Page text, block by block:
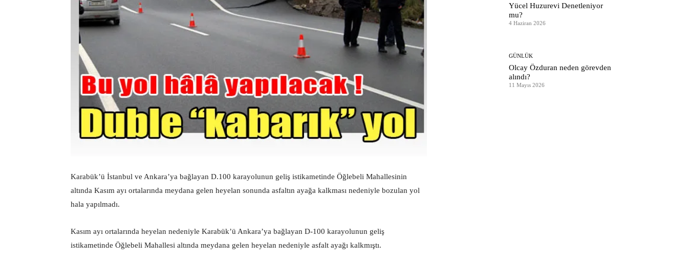
Karabük’ü İstanbul ve Ankara’ya bağlayan D.100 karayolunun geliş istikametinde Öğlebeli Mahallesinin
altında Kasım ayı ortalarında meydana gelen heyelan sonunda asfaltın ayağa kalkması nedeniyle bozulan yol
hala yapılmadı.
Kasım ayı ortalarında heyelan nedeniyle Karabük’ü Ankara’ya bağlayan D-100 karayolunun geliş
istikametinde Öğlebeli Mahallesi altında meydana gelen heyelan nedeniyle asfalt ayağı kalkmıştı.
Yücel Huzurevi Denetleniyor
mu?
4 Haziran 2026
GÜNLÜK
Olcay Özduran neden görevden
alındı?
11 Mayıs 2026